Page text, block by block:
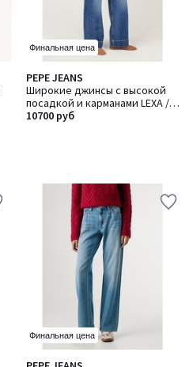
Финальная цена
PEPE JEANS
Широкие джинсы с высокой
посадкой и карманами LEXA /
ЛЕКСА
10700 руб
Финальная цена